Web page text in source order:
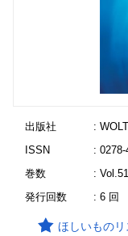
出版社
:
ISSN
: 0278-
巻数
: Vol.51
発行回数
: 6 回
ほしいもの